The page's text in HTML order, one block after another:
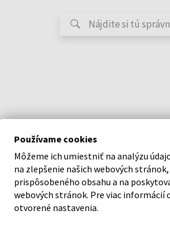
O SPOLOČNOSTI
Používame cookies
Môžeme ich umiestniť na analýzu
na zlepšenie našich webových
prispôsobeného obsahu a na
webových stránok. Pre viac informácií
otvorené nastavenia.